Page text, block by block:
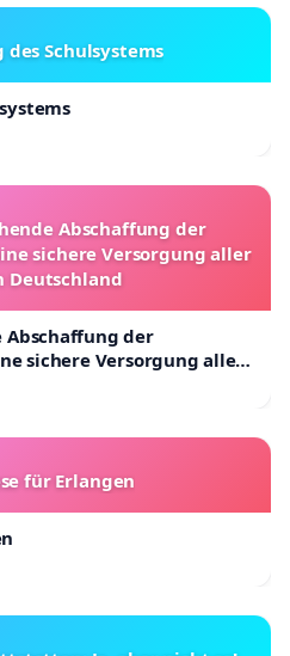
des Schulsystems
Abschaffung der
sichere Versorgung aller
Deutschland
Abschaffung der
sichere Versorgung aller
für Erlangen